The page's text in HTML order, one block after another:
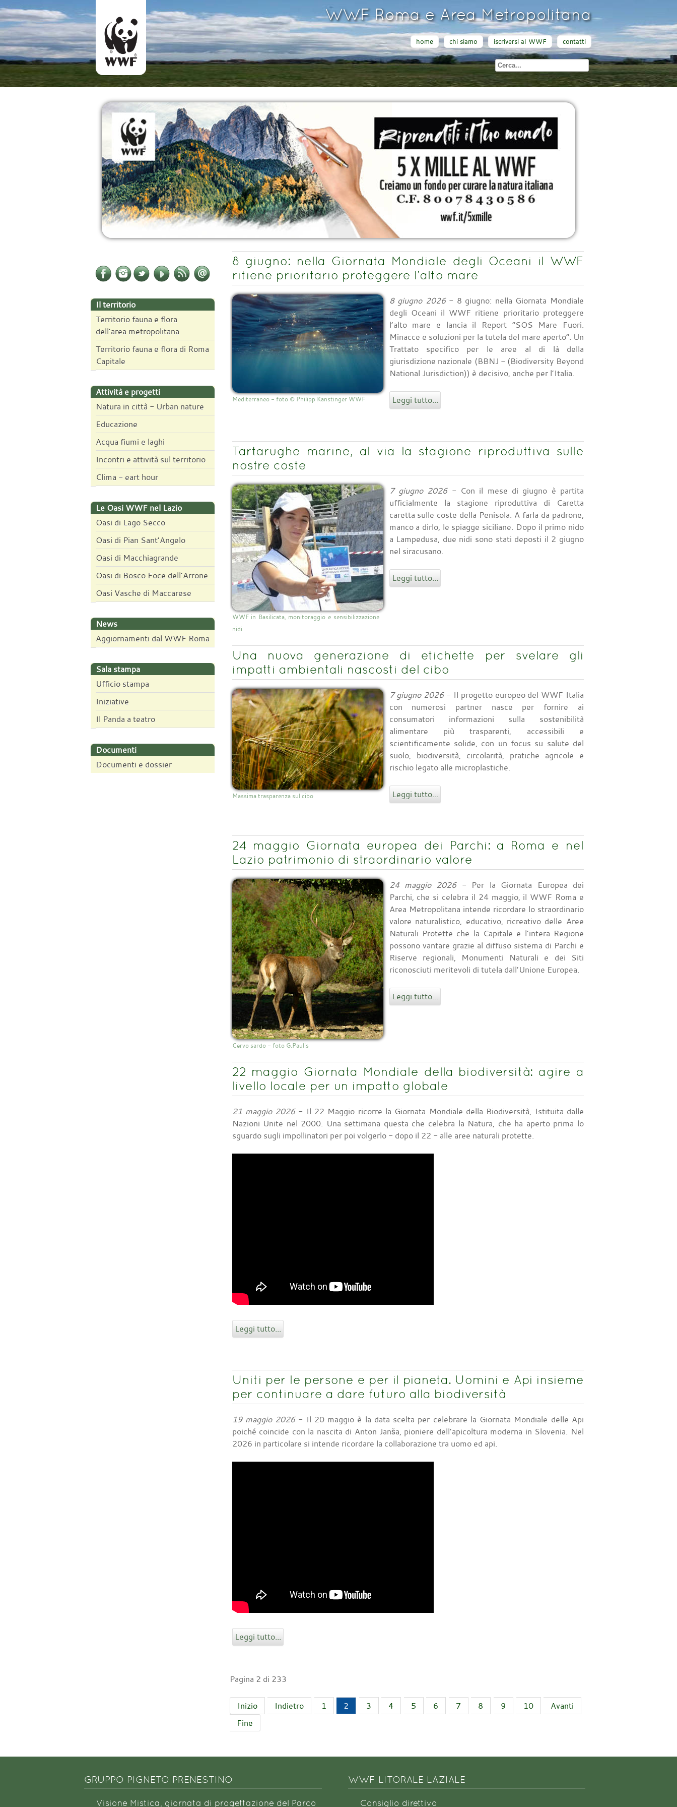
WWF Roma e Area Metropolitana
home chi siamo iscriversi al WWF contatti
Il territorio
Territorio fauna e flora
dell’area metropolitana
Territorio fauna e flora di Roma
Capitale
Attività e progetti
Natura in città - Urban nature
Educazione
Acqua fiumi e laghi
Incontri e attività sul territorio
Clima - eart hour
Le Oasi WWF nel Lazio
Oasi di Lago Secco
Oasi di Pian Sant’Angelo
Oasi di Macchiagrande
Oasi di Bosco Foce dell’Arrone
Oasi Vasche di Maccarese
News
Aggiornamenti dal WWF Roma
Sala stampa
Ufficio stampa
Iniziative
Il Panda a teatro
Documenti
Documenti e dossier
8 giugno: nella Giornata Mondiale degli Oceani il WWF
ritiene prioritario proteggere l’alto mare
Mediterraneo - foto © Philipp Kanstinger WWF
8 giugno 2026- 8 giugno: nella Giornata Mondiale
degli Oceani il WWF ritiene prioritario proteggere
l’alto mare e lancia il Report “SOS Mare Fuori.
Minacce e soluzioni per la tutela del mare aperto”. Un
Trattato specifico per le aree al di là della
giurisdizione nazionale (BBNJ - (Biodiversity Beyond
National Jurisdiction)) è decisivo, anche per l’Italia.
Leggi tutto...
Tartarughe marine, al via la stagione riproduttiva sulle
nostre coste
WWF in Basilicata, monitoraggio e sensibilizzazione
nidi
7 giugno 2026- Con il mese di giugno è partita
ufficialmente la stagione riproduttiva di Caretta
caretta sulle coste della Penisola. A farla da padrone,
manco a dirlo, le spiagge siciliane. Dopo il primo nido
a Lampedusa, due nidi sono stati deposti il 2 giugno
nel siracusano.
Leggi tutto...
Una nuova generazione di etichette per svelare gli
impatti ambientali nascosti del cibo
Massima trasparenza sul cibo
7 giugno 2026- Il progetto europeo del WWF Italia
con numerosi partner nasce per fornire ai
consumatori informazioni sulla sostenibilità
alimentare più trasparenti, accessibili e
scientificamente solide, con un focus su salute del
suolo, biodiversità, circolarità, pratiche agricole e
rischio legato alle microplastiche.
Leggi tutto...
24 maggio Giornata europea dei Parchi: a Roma e nel
Lazio patrimonio di straordinario valore
Cervo sardo - foto G.Paulis
24 maggio 2026- Per la Giornata Europea dei
Parchi, che si celebra il 24 maggio, il WWF Roma e
Area Metropolitana intende ricordare lo straordinario
valore naturalistico, educativo, ricreativo delle Aree
Naturali Protette che la Capitale e l’intera Regione
possono vantare grazie al diffuso sistema di Parchi e
Riserve regionali, Monumenti Naturali e dei Siti
riconosciuti meritevoli di tutela dall’Unione Europea.
Leggi tutto...
22 maggio Giornata Mondiale della biodiversità: agire a
livello locale per un impatto globale
21 maggio 2026- Il 22 Maggio ricorre la Giornata Mondiale della Biodiversità, Istituita dalle
Nazioni Unite nel 2000. Una settimana questa che celebra la Natura, che ha aperto prima lo
sguardo sugli impollinatori per poi volgerlo - dopo il 22 - alle aree naturali protette.
Leggi tutto...
Uniti per le persone e per il pianeta. Uomini e Api insieme
per continuare a dare futuro alla biodiversità
19 maggio 2026- Il 20 maggio è la data scelta per celebrare la Giornata Mondiale delle Api
poiché coincide con la nascita di Anton Janša, pioniere dell’apicoltura moderna in Slovenia. Nel
2026 in particolare si intende ricordare la collaborazione tra uomo ed api.
Leggi tutto...
Pagina 2 di 233
Inizio Indietro 1 2 3 4 5 6 7 8 9 10
Avanti
Fine
GRUPPO PIGNETO PRENESTINO
Visione Mistica, giornata di progettazione del Parco
WWF LITORALE LAZIALE
Consiglio direttivo